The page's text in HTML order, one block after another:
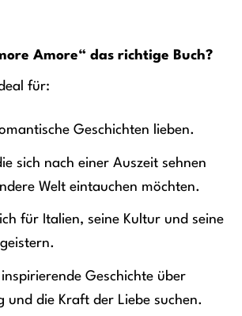
Amore“ das richtige Buch?
für:
Geschichten lieben.
sich nach einer Auszeit sehnen
Welt eintauchen möchten.
für Italien, seine Kultur und seine
Geschichte über
und die Kraft der Liebe suchen.